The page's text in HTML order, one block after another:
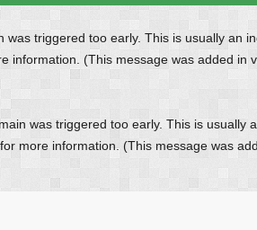
was triggered too early. This is usually an
information. (This message was added in
was triggered too early. This is usually
for more information. (This message was